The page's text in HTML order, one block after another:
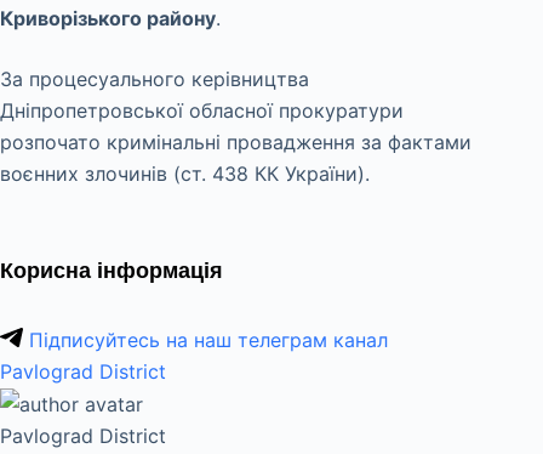
Криворізького району.
За процесуального керівництва
Дніпропетровської обласної прокуратури
розпочато кримінальні провадження за фактами
воєнних злочинів (ст. 438 КК України).
Корисна інформація
Підписуйтесь на наш телеграм канал
Pavlograd District
Pavlograd District